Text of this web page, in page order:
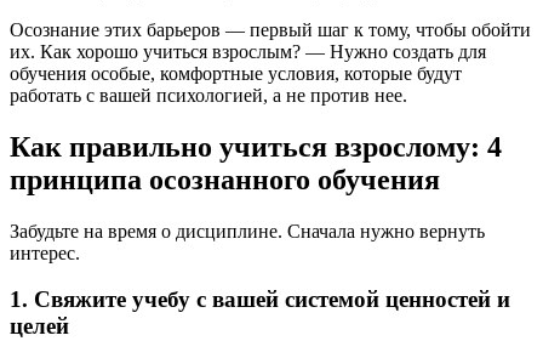
Осознание этих барьеров — первый шаг к тому, чтобы обойти
их. Как хорошо учиться взрослым? — Нужно создать для
обучения особые, комфортные условия, которые будут
работать с вашей психологией, а не против нее.
Как правильно учиться взрослому: 4
принципа осознанного обучения
Забудьте на время о дисциплине. Сначала нужно вернуть
интерес.
1. Свяжите учебу с вашей системой ценностей и
целей